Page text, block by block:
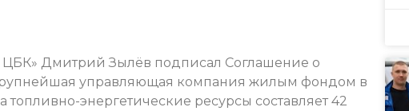
Дмитрий Зылёв подписал Соглашение о
управляющая компания жилым фондом в
энергетические ресурсы составляет 42